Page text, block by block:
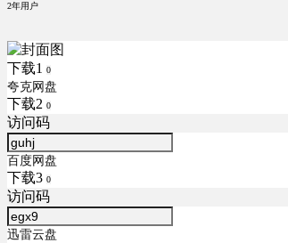
2年用户
下载1 0
夸克网盘
下载2 0
访问码
百度网盘
下载3 0
访问码
迅雷云盘